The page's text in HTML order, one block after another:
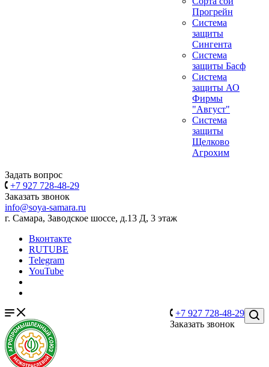
Прогрейн
Система
защиты
Сингента
Система
защиты Басф
Система
защиты АО
Фирмы
"Август"
Система
защиты
Щелково
Агрохим
Задать вопрос
+7 927 728-48-29
Заказать звонок
info@soya-samara.ru
г. Самара, Заводское шоссе, д.13 Д, 3 этаж
Вконтакте
RUTUBE
Telegram
YouTube
+7 927 728-48-29
Заказать звонок